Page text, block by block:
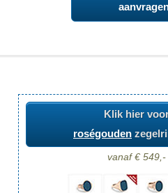
Klik hier
roségouden
vanaf € 549,-